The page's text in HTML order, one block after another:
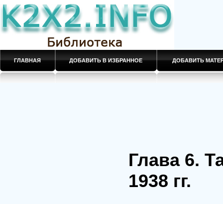
ГЛАВНАЯ ДОБАВИТЬ В ИЗБРАННОЕ ДОБАВИТЬ
Глава 6.
1938 гг.